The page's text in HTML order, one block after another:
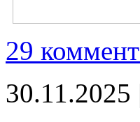
29
30.11.2025